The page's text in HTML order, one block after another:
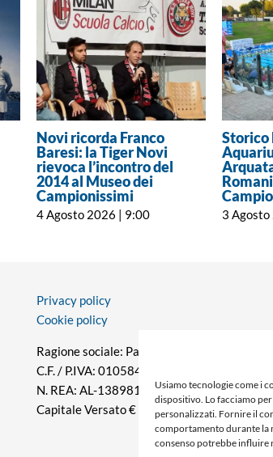
Usiamo tecnologie come i
dispositivo. Lo facciamo
personalizzati. Fornire il
comportamento durante la
consenso potrebbe influire
Novi ricorda Franco
Baresi: la Tiger Novi
rievoca l’incontro del
2014 al Museo dei
Campionissimi
4 Agosto 2026 | 9:00
Storico
3
Privacy policy
Cookie policy
Ragione sociale: Panorama S.r.l.
C.F. / P.IVA: 01058470061
N. REA: AL-138981
Capitale Versato € 10.000,00